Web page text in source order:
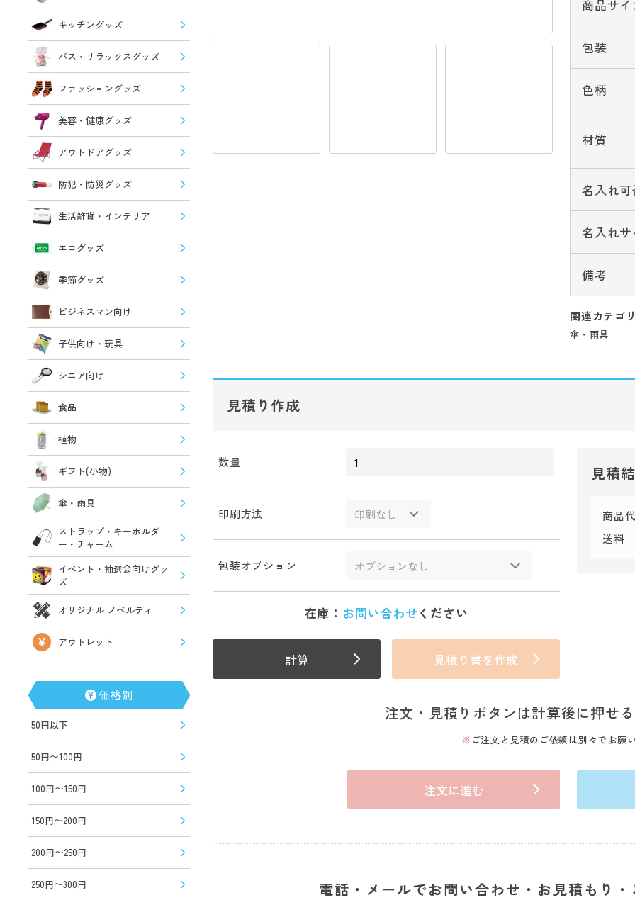
キッチングッズ
バス・リラックスグッズ
ファッショングッズ
美容・健康グッズ
アウトドアグッズ
防犯・防災グッズ
生活雑貨・インテリア
エコグッズ
季節グッズ
ビジネスマン向け
子供向け・玩具
シニア向け
食品
植物
ギフト(小物)
傘・雨具
ストラップ・キーホルダ
ー・チャーム
イベント・抽選会向けグッ
ズ
オリジナル ノベルティ
アウトレット
価格別
50円以下
50円〜100円
100円〜150円
150円〜200円
200円〜250円
250円〜300円
商品サ
包装
色柄
材質
名入れ
名入れ
備考
関連カテゴ
傘・雨具
見積り作成
数量
印刷方法
包装オプション
在庫： お問い合わせください
計算 見積り書を作成
見積
商品
送料
注文・見積りボタンは計算後に押せ
ご注文と見積のご依頼は別々でお願
注文に進む
電話・メールでお問い合わせ・お見積もり